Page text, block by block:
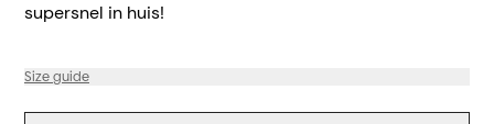
supersnel in huis!
Size guide